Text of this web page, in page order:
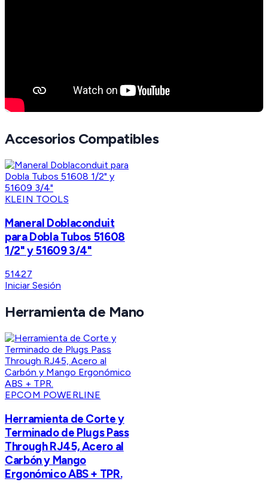
Accesorios Compatibles
KLEIN TOOLS
Maneral Doblaconduit
para Dobla Tubos 51608
1/2" y 51609 3/4"
51427
Iniciar Sesión
Herramienta de Mano
EPCOM POWERLINE
Herramienta de Corte y
Terminado de Plugs Pass
Through RJ45, Acero al
Carbón y Mango
Ergonómico ABS + TPR.